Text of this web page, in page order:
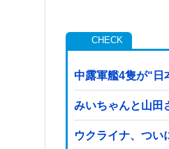
中露軍艦4隻が“日
みいちゃんと山田
ウクライナ、つい